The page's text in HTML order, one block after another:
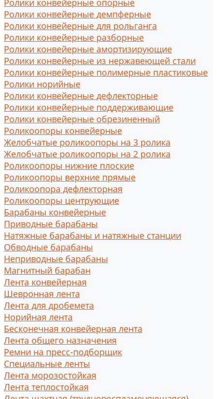
Ролики конвейерные опорные
Ролики конвейерные демпферные
Ролики конвейерные для рольганга
Ролики конвейерные разборные
Ролики конвейерные амортизирующие
Ролики конвейерные из нержавеющей стали
Ролики конвейерные полимерные пластиковые
Ролики норийные
Ролики конвейерные дефлекторные
Ролики конвейерные поддерживающие
Ролики конвейерные обрезиненный
Роликоопоры конвейерные
Желобчатые роликоопоры на 3 ролика
Желобчатые роликоопоры на 2 ролика
Роликоопоры нижние плоские
Роликоопоры верхние прямые
Роликоопора дефлекторная
Роликоопоры центрующие
Барабаны конвейерные
Приводные барабаны
Натяжные барабаны и натяжные станции
Обводные барабаны
Неприводные барабаны
Магнитный барабан
Лента конвейерная
Шевронная лента
Лента для дробемета
Норийная лента
Бесконечная конвейерная лента
Лента общего назначения
Ремни на пресс-подборщик
Специальные ленты
Лента морозостойкая
Лента теплостойкая